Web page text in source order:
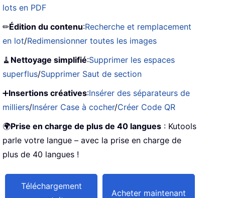
lots en PDF
✏Édition du contenu:Recherche et remplacement
en lot/Redimensionner toutes les images
🧹 Nettoyage simplifié:Supprimer les espaces
superflus/Supprimer Saut de section
➕Insertions créatives:Insérer des séparateurs de
milliers/Insérer Case à cocher/Créer Code QR
🌍Prise en charge de plus de 40 langues : Kutools
parle votre langue – avec la prise en charge de
plus de 40 langues !
Téléchargement
Acheter maintenant